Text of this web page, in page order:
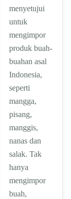
menyetujui
untuk
mengimpor
produk buah-
buahan asal
Indonesia,
seperti
mangga,
pisang,
manggis,
nanas dan
salak. Tak
hanya
mengimpor
buah,